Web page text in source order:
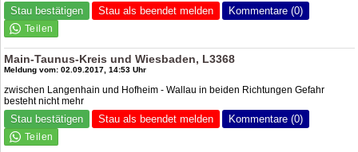
Stau bestätigen Stau als beendet melden Kommentare (0)
Main-Taunus-Kreis und Wiesbaden, L3368
Meldung vom: 02.09.2017, 14:53 Uhr
zwischen Langenhain und Hofheim - Wallau in beiden Richtungen Gefahr
besteht nicht mehr
Stau bestätigen Stau als beendet melden Kommentare (0)